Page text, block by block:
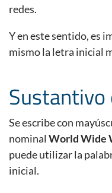
redes.
Y en este sentido, es
mismo la letra inicial
Sustantivo
Se escribe con
nominal World Wide
puede utilizar la
inicial.